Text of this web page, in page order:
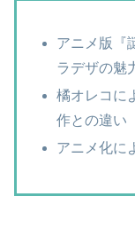
アニメ版『
ラデザの魅
橘オレコに
作との違い
アニメ化に